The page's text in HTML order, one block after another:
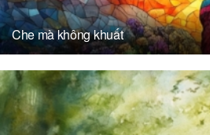
Che mà không khuất